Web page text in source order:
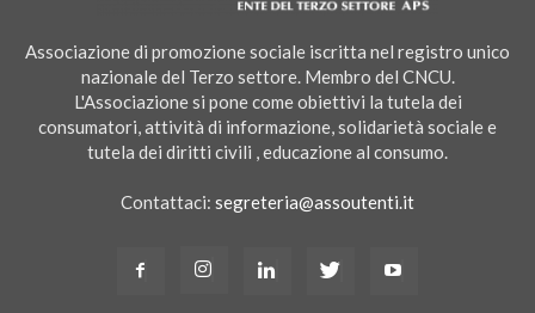
Associazione di promozione sociale iscritta nel registro unico
nazionale del Terzo settore. Membro del CNCU.
L'Associazione si pone come obiettivi la tutela dei
consumatori, attività di informazione, solidarietà sociale e
tutela dei diritti civili , educazione al consumo.
Contattaci: segreteria@assoutenti.it